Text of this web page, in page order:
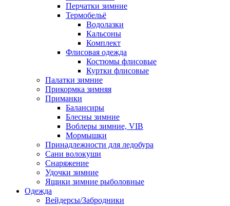
Перчатки зимние
Термобельё
Водолазки
Кальсоны
Комплект
Флисовая одежда
Костюмы флисовые
Куртки флисовые
Палатки зимние
Прикормка зимняя
Приманки
Балансиры
Блесны зимние
Воблеры зимние, VIB
Мормышки
Принадлежности для ледобура
Сани волокуши
Снаряжение
Удочки зимние
Ящики зимние рыболовные
Одежда
Вейдерсы/Забродники